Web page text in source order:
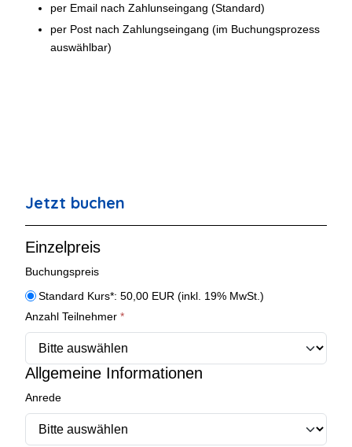
per Email nach Zahlunseingang (Standard)
per Post nach Zahlungseingang (im Buchungsprozess
auswählbar)
Jetzt buchen
Einzelpreis
Buchungspreis
Buchungspreis
Standard Kurs*: 50,00 EUR (inkl. 19% MwSt.)
Anzahl Teilnehmer *
Allgemeine Informationen
Anrede